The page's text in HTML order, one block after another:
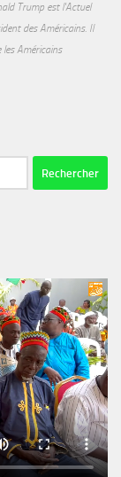
Trump est l'Actuel
des Américains. Il
Américains